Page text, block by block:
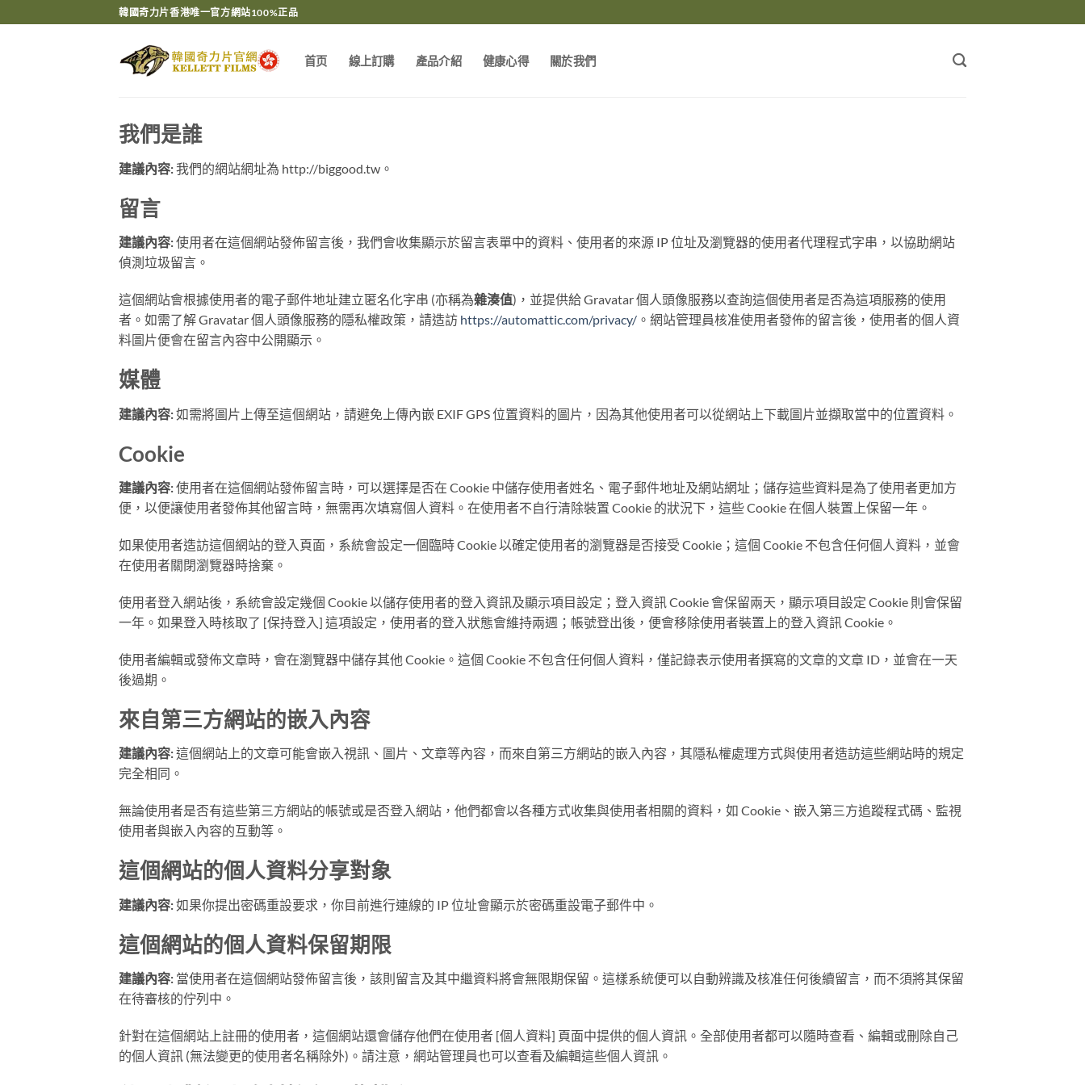
to
韓國奇力片香港唯一官方網站100%正品
首页 線上訂購 產品介紹 健康心得 關於我們
我們是誰
建議內容:我們的網站網址為 http://biggood.tw。
留言
建議內容:使用者在這個網站發佈留言後，我們會收集顯示於留言表單中的資料、使用者的來源 IP 位址及瀏覽器的使用者代理程式字串，以協助網站
偵測垃圾留言。
這個網站會根據使用者的電子郵件地址建立匿名化字串 (亦稱為雜湊值)，並提供給 Gravatar 個人頭像服務以查詢這個使用者是否為這項服務的使用
者。如需了解 Gravatar 個人頭像服務的隱私權政策，請造訪 https://automattic.com/privacy/ 。網站管理員核准使用者發佈的留言後，使用者的個人資
料圖片便會在留言內容中公開顯示。
媒體
建議內容:如需將圖片上傳至這個網站，請避免上傳內嵌 EXIF GPS 位置資料的圖片，因為其他使用者可以從網站上下載圖片並擷取當中的位置資料。
Cookie
建議內容:使用者在這個網站發佈留言時，可以選擇是否在 Cookie 中儲存使用者姓名、電子郵件地址及網站網址；儲存這些資料是為了使用者更加方
便，以便讓使用者發佈其他留言時，無需再次填寫個人資料。在使用者不自行清除裝置 Cookie 的狀況下，這些 Cookie 在個人裝置上保留一年。
如果使用者造訪這個網站的登入頁面，系統會設定一個臨時 Cookie 以確定使用者的瀏覽器是否接受 Cookie；這個 Cookie 不包含任何個人資料，並會
在使用者關閉瀏覽器時捨棄。
使用者登入網站後，系統會設定幾個 Cookie 以儲存使用者的登入資訊及顯示項目設定；登入資訊 Cookie 會保留兩天，顯示項目設定 Cookie 則會保留
一年。如果登入時核取了 [保持登入] 這項設定，使用者的登入狀態會維持兩週；帳號登出後，便會移除使用者裝置上的登入資訊 Cookie。
使用者編輯或發佈文章時，會在瀏覽器中儲存其他 Cookie。這個 Cookie 不包含任何個人資料，僅記錄表示使用者撰寫的文章的文章 ID，並會在一天
後過期。
來自第三方網站的嵌入內容
建議內容:這個網站上的文章可能會嵌入視訊、圖片、文章等內容，而來自第三方網站的嵌入內容，其隱私權處理方式與使用者造訪這些網站時的規定
完全相同。
無論使用者是否有這些第三方網站的帳號或是否登入網站，他們都會以各種方式收集與使用者相關的資料，如 Cookie、嵌入第三方追蹤程式碼、監視
使用者與嵌入內容的互動等。
這個網站的個人資料分享對象
建議內容:如果你提出密碼重設要求，你目前進行連線的 IP 位址會顯示於密碼重設電子郵件中。
這個網站的個人資料保留期限
建議內容: 當使用者在這個網站發佈留言後，該則留言及其中繼資料將會無限期保留。這樣系統便可以自動辨識及核准任何後續留言，而不須將其保留
在待審核的佇列中。
針對在這個網站上註冊的使用者，這個網站還會儲存他們在使用者 [個人資料] 頁面中提供的個人資訊。全部使用者都可以隨時查看、編輯或刪除自己
的個人資訊 (無法變更的使用者名稱除外)。請注意，網站管理員也可以查看及編輯這些個人資訊。